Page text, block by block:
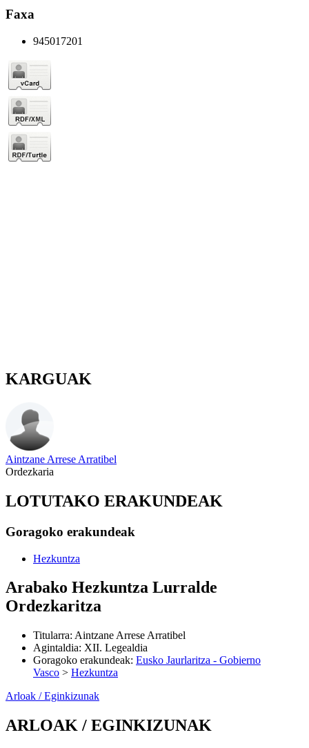
Faxa
945017201
KARGUAK
Aintzane Arrese Arratibel
Ordezkaria
LOTUTAKO ERAKUNDEAK
Goragoko erakundeak
Hezkuntza
Arabako Hezkuntza Lurralde
Ordezkaritza
Titularra: Aintzane Arrese Arratibel
Agintaldia: XII. Legealdia
Goragoko erakundeak: Eusko Jaurlaritza - Gobierno
Vasco > Hezkuntza
Arloak / Eginkizunak
ARLOAK / EGINKIZUNAK